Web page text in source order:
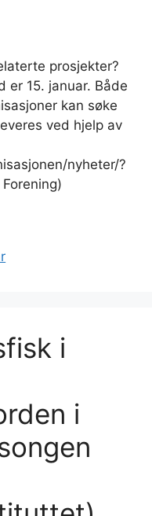
prosjekter?
er 15. januar. Både
kan søke
ved hjelp av
nyheter/?
i
i